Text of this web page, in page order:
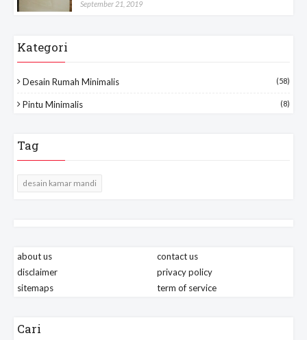
September 21, 2019
Kategori
Desain Rumah Minimalis (58)
Pintu Minimalis (8)
Tag
desain kamar mandi
about us
contact us
disclaimer
privacy policy
sitemaps
term of service
Cari